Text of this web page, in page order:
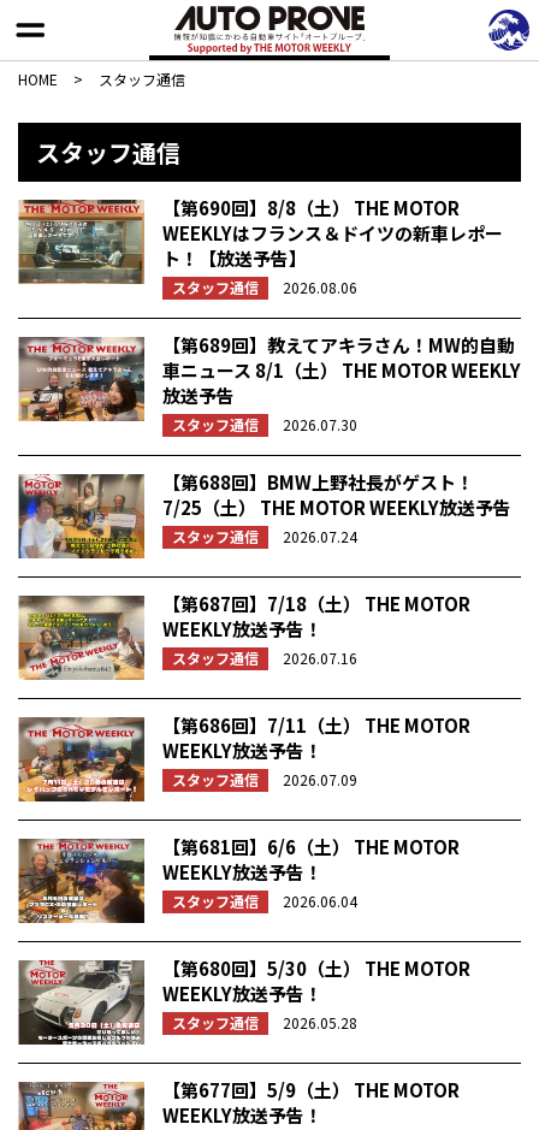
HOME > スタッフ通信
スタッフ通信
【第690回】8/8（土） THE MOTOR
WEEKLYはフランス＆ドイツの新車レポー
ト！【放送予告】
スタッフ通信 2026.08.06
【第689回】教えてアキラさん！MW的自動
車ニュース 8/1（土） THE MOTOR WEEKLY
放送予告
スタッフ通信 2026.07.30
【第688回】BMW上野社長がゲスト！
7/25（土） THE MOTOR WEEKLY放送予告
スタッフ通信 2026.07.24
【第687回】7/18（土） THE MOTOR
WEEKLY放送予告！
スタッフ通信 2026.07.16
【第686回】7/11（土） THE MOTOR
WEEKLY放送予告！
スタッフ通信 2026.07.09
【第681回】6/6（土） THE MOTOR
WEEKLY放送予告！
スタッフ通信 2026.06.04
【第680回】5/30（土） THE MOTOR
WEEKLY放送予告！
スタッフ通信 2026.05.28
【第677回】5/9（土） THE MOTOR
WEEKLY放送予告！